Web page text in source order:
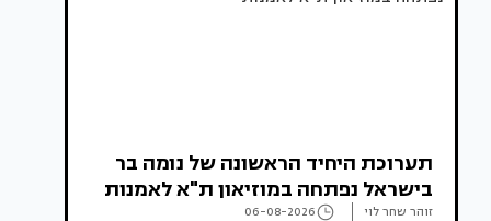
תערוכת היחיד הראשונה של נומה בר
בישראל נפתחה במוזיאון ת"א לאמנות
זוהר שחר לוי 06-08-2026